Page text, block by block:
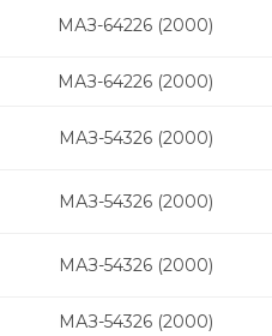
МАЗ-64226 (2000)
МАЗ-64226 (2000)
МАЗ-54326 (2000)
МАЗ-54326 (2000)
МАЗ-54326 (2000)
МАЗ-54326 (2000)